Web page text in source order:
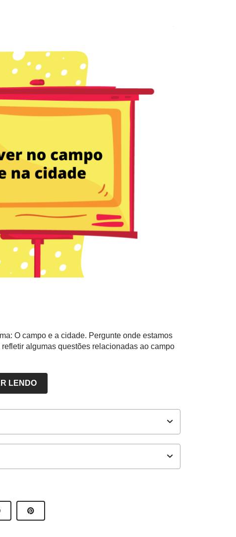
O campo e a cidade. Pergunte onde estamos
algumas questões relacionadas ao campo
LENDO
de Nova Escola